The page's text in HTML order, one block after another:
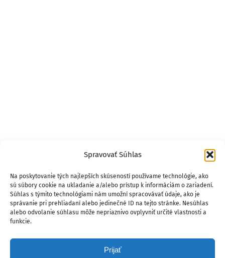
Spravovať Súhlas
Na poskytovanie tých najlepších skúseností používame technológie, ako
sú súbory cookie na ukladanie a/alebo prístup k informáciám o zariadení.
Súhlas s týmito technológiami nám umožní spracovávať údaje, ako je
správanie pri prehliadaní alebo jedinečné ID na tejto stránke. Nesúhlas
alebo odvolanie súhlasu môže nepriaznivo ovplyvniť určité vlastnosti a
funkcie.
Prijať